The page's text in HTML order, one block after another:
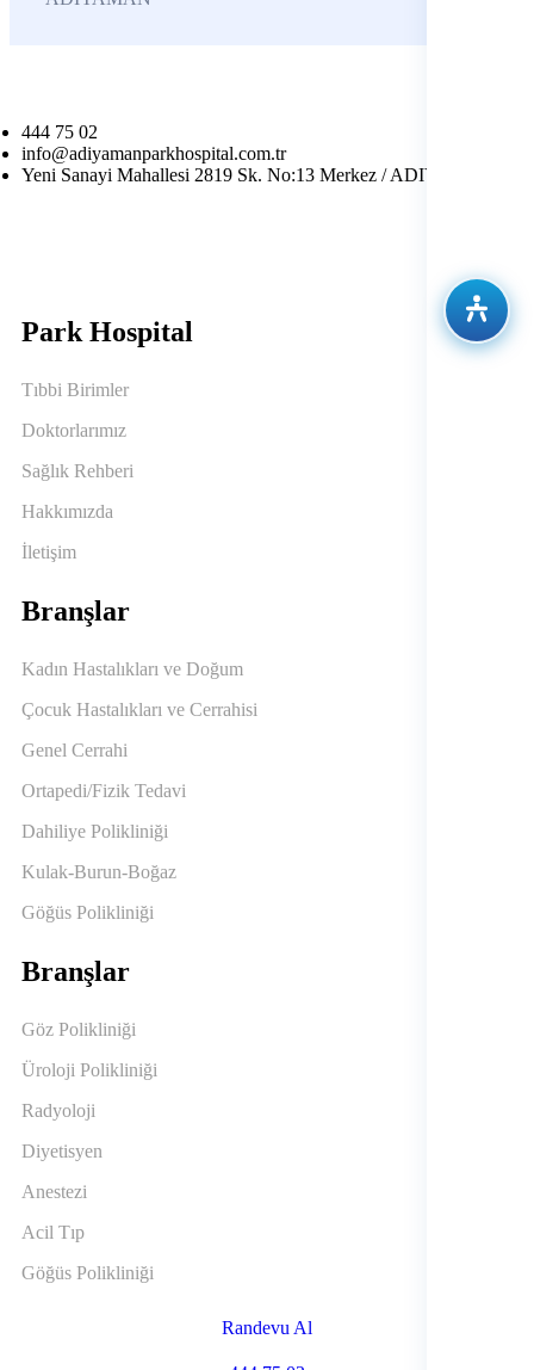
444 75 02
info@adiyamanparkhospital.com.tr
Yeni Sanayi Mahallesi 2819 Sk. No:13 Merkez / ADIYAMAN
Park Hospital
Tıbbi Birimler
Doktorlarımız
Sağlık Rehberi
Hakkımızda
İletişim
Branşlar
Kadın Hastalıkları ve Doğum
Çocuk Hastalıkları ve Cerrahisi
Genel Cerrahi
Ortapedi/Fizik Tedavi
Dahiliye Polikliniği
Kulak-Burun-Boğaz
Göğüs Polikliniği
Branşlar
Göz Polikliniği
Üroloji Polikliniği
Radyoloji
Diyetisyen
Anestezi
Acil Tıp
Göğüs Polikliniği
Randevu Al